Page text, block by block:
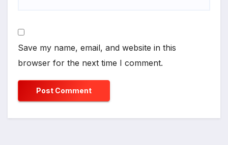
Save my name, email, and website in this
browser for the next time I comment.